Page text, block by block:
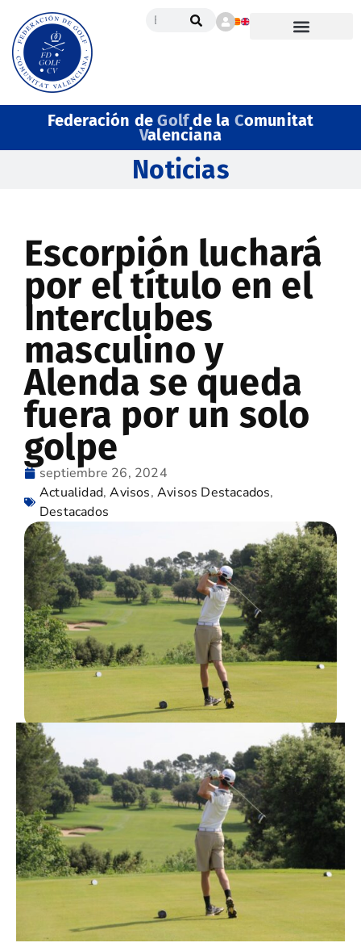
Federación deGolfde la Comunitat
Valenciana
Noticias
Escorpión luchará
por el título en el
Interclubes
masculino y
Alenda se queda
fuera por un solo
golpe
septiembre 26, 2024
Actualidad,Avisos,Avisos Destacados,
Destacados